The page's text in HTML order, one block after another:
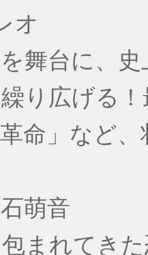
オ
舞台に、
り広げる
命」など
萌音
まれてき